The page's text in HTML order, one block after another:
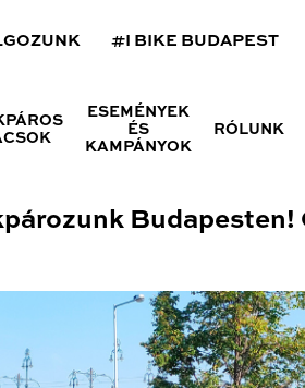
#I BIKE BUDAPEST
ESEMÉNYEK
ÉS
KAMPÁNYOK
RÓLUNK